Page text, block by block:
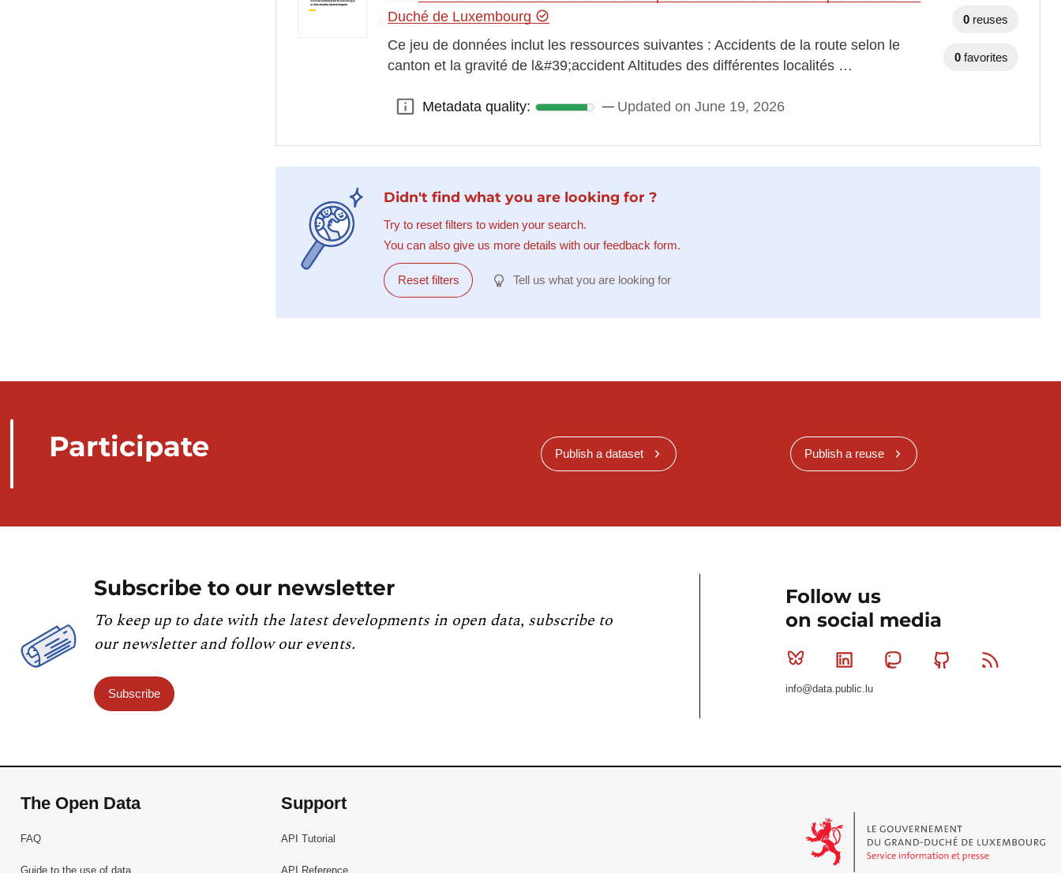
Duché de Luxembourg
Ce jeu de données inclut les ressources suivantes : Accidents de la route selon le
canton et la gravité de l&#39;accident Altitudes des différentes localités …
Metadata quality:
Metadata quality: Updated on June 19, 2026
0 reuses
0 favorites
Didn't find what you are looking for ?
Try to reset filters to widen your search.
You can also give us more details with our feedback form.
Reset filters Tell us what you are looking for
Participate Publish a dataset Publish a reuse
Subscribe to our newsletter
To keep up to date with the latest developments in open data, subscribe to
our newsletter and follow our events.
Subscribe
Follow us
on social media
Bluesky Linkedin MastodonGithub
info@data.public.lu
The Open Data
FAQ
Guide to the use of data
Support
API Tutorial
API Reference